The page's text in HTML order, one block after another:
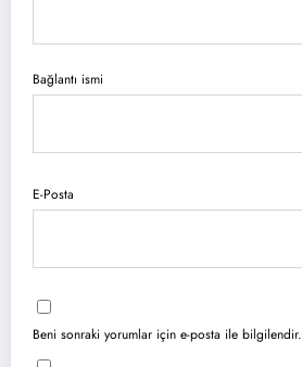
Bağlantı ismi
E-Posta
Beni sonraki yorumlar için e-posta ile bilgilendir.